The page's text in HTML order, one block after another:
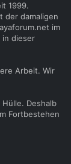
1999.
der damaligen
im
in dieser
Arbeit. Wir
Deshalb
Fortbestehen